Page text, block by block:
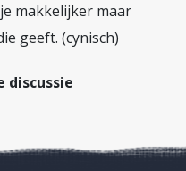
makkelijker maar
geeft. (cynisch)
discussie